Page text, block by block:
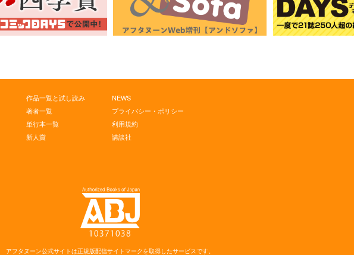
作品一覧と試し読み
著者一覧
単行本一覧
新人賞
NEWS
プライバシー・ポリシー
利用規約
講談社
アフタヌーン公式サイトは正規版配信サイトマークを取得したサービスです。